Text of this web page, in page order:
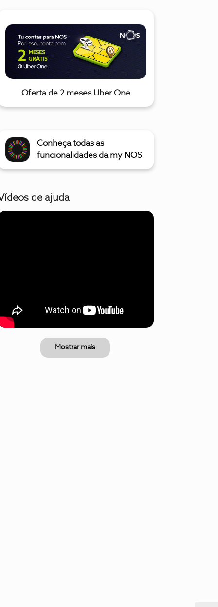
Oferta de 2 meses Uber One
Conheça todas as
funcionalidades da my NOS
de ajuda
Mostrar mais